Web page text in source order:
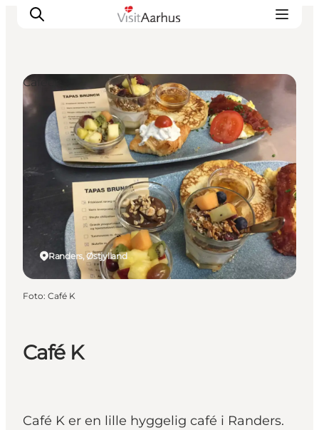
Oplevelser
Kalender
Byer og steder
Planlæg ferien
Transport
Café K
Café K er en lille hyggelig café i Randers.
Randers, Østjylland
Cafeer
Foto: Café K